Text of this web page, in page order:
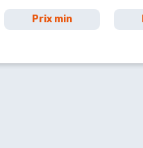
Prix min